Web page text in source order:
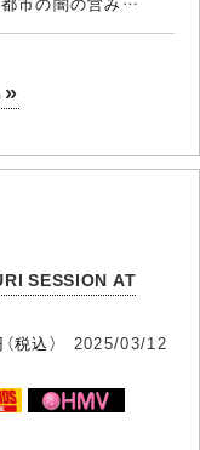
SESSION AT
税込） 2025/03/12